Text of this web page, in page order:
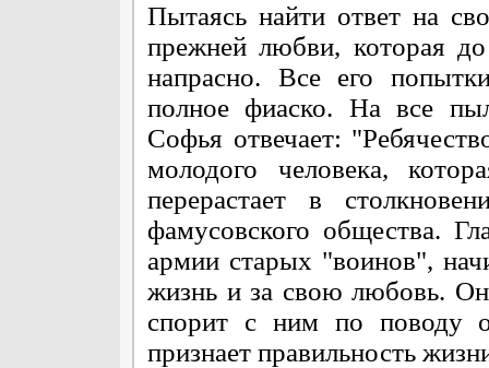
Пытаясь найти ответ на
прежней любви, которая
напрасно. Все его
полное фиаско. На все
Софья отвечает:
молодого человека,
перерастает в
фамусовского общества.
армии старых "воинов",
жизнь и за свою любовь.
спорит с ним по поводу
признает правильность